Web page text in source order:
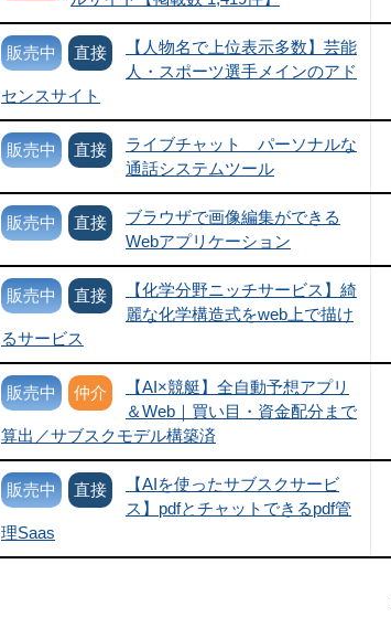
販売中 直接
【人物名で上位表示多数】芸能
人・スポーツ選手メインのアド
センスサイト
販売中 直接
ライブチャット パーソナルな
通話システムツール
販売中 直接
ブラウザで画像編集ができる
Webアプリケーション
販売中 直接
【化学分野ニッチサービス】綺
麗な化学構造式をweb上で描け
るサービス
販売中 仲介
【AI×競艇】全自動予想アプリ
＆Web｜買い目・資金配分まで
算出／サブスクモデル構築済
販売中 直接
【AIを使ったサブスクサービ
ス】pdfとチャットできるpdf管
理Saas